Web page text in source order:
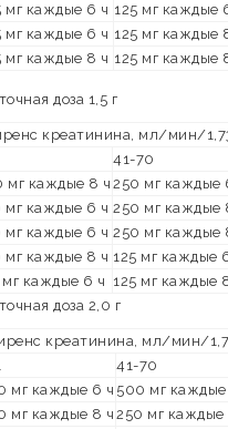
мг каждые 6 ч 125 мг каждые
мг каждые 6 ч 125 мг каждые
мг каждые 8 ч 125 мг каждые
доза 1,5 г
креатинина, мл/мин/
41-70
мг каждые 8 ч250 мг каждые
мг каждые 6 ч 250 мг каждые
мг каждые 6 ч 250 мг каждые
мг каждые 8 ч 125 мг каждые
мг каждые 6 ч 125 мг каждые
доза 2,0 г
креатинина, мл/мин/
41-70
мг каждые 6 ч 500 мг каждые
мг каждые 8 ч250 мг каждые